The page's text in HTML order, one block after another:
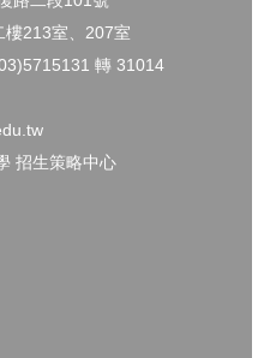
樓213室、207室
轉 31014
招生策略中心